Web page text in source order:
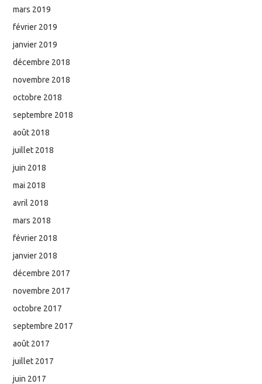
mars 2019
février 2019
janvier 2019
décembre 2018
novembre 2018
octobre 2018
septembre 2018
août 2018
juillet 2018
juin 2018
mai 2018
avril 2018
mars 2018
février 2018
janvier 2018
décembre 2017
novembre 2017
octobre 2017
septembre 2017
août 2017
juillet 2017
juin 2017